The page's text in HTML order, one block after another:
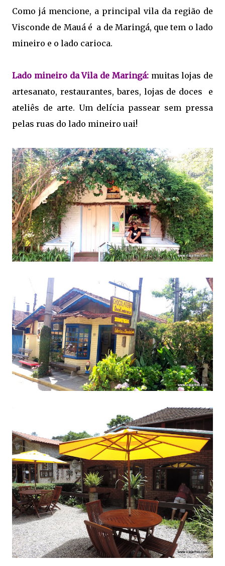
Como já mencione, a principal vila da região de
Visconde de Mauá é a de Maringá, que tem o lado
mineiro e o lado carioca.
Lado mineiro da Vila de Maringá:muitas lojas de
artesanato, restaurantes, bares, lojas de doces e
ateliês de arte. Um delícia passear sem pressa
pelas ruas do lado mineiro uai!